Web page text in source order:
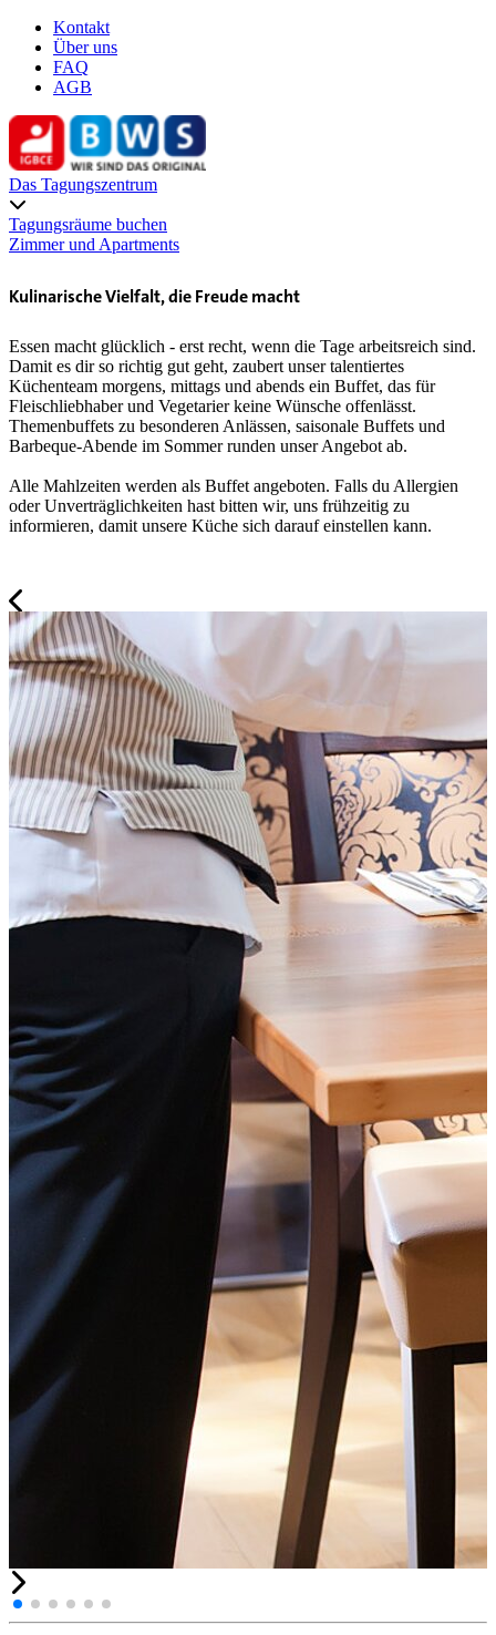
Kontakt
Über uns
FAQ
AGB
Das Tagungszentrum
Tagungsräume buchen
Zimmer und Apartments
Kulinarische Vielfalt, die Freude macht
Essen macht glücklich - erst recht, wenn die Tage arbeitsreich sind.
Damit es dir so richtig gut geht, zaubert unser talentiertes
Küchenteam morgens, mittags und abends ein Buffet, das für
Fleischliebhaber und Vegetarier keine Wünsche offenlässt.
Themenbuffets zu besonderen Anlässen, saisonale Buffets und
Barbeque-Abende im Sommer runden unser Angebot ab.
Alle Mahlzeiten werden als Buffet angeboten. Falls du Allergien
oder Unverträglichkeiten hast bitten wir, uns frühzeitig zu
informieren, damit unsere Küche sich darauf einstellen kann.